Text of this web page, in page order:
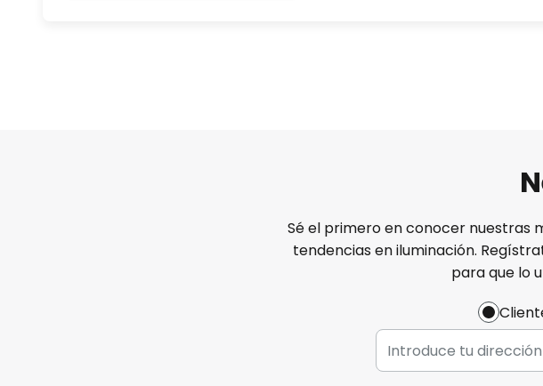
Sé el primero en conocer nuestras
tendencias en iluminación.
para que lo